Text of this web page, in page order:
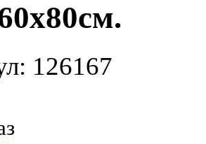
126167